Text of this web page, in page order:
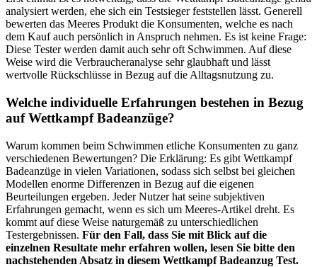
analysiert werden, ehe sich ein Testsieger feststellen lässt. Generell
bewerten das Meeres Produkt die Konsumenten, welche es nach
dem Kauf auch persönlich in Anspruch nehmen. Es ist keine Frage:
Diese Tester werden damit auch sehr oft Schwimmen. Auf diese
Weise wird die Verbraucheranalyse sehr glaubhaft und lässt
wertvolle Rückschlüsse in Bezug auf die Alltagsnutzung zu.
Welche individuelle Erfahrungen bestehen in Bezug
auf Wettkampf Badeanzüge?
Warum kommen beim Schwimmen etliche Konsumenten zu ganz
verschiedenen Bewertungen? Die Erklärung: Es gibt Wettkampf
Badeanzüge in vielen Variationen, sodass sich selbst bei gleichen
Modellen enorme Differenzen in Bezug auf die eigenen
Beurteilungen ergeben. Jeder Nutzer hat seine subjektiven
Erfahrungen gemacht, wenn es sich um Meeres-Artikel dreht. Es
kommt auf diese Weise naturgemäß zu unterschiedlichen
Testergebnissen. Für den Fall, dass Sie mit Blick auf die
einzelnen Resultate mehr erfahren wollen, lesen Sie bitte den
nachstehenden Absatz in diesem Wettkampf Badeanzug Test.